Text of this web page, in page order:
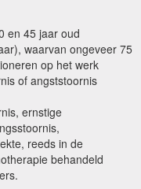
en 45 jaar oud
waarvan ongeveer 75
op het werk
of angststoornis
ernstige
reeds in de
behandeld